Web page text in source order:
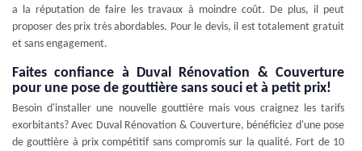
a la réputation de faire les travaux à moindre coût. De plus, il peut
proposer des prix très abordables. Pour le devis, il est totalement gratuit
et sans engagement.
Faites confiance à Duval Rénovation & Couverture
pour une pose de gouttière sans souci et à petit prix!
Besoin d'installer une nouvelle gouttière mais vous craignez les tarifs
exorbitants? Avec Duval Rénovation & Couverture, bénéficiez d'une pose
de gouttière à prix compétitif sans compromis sur la qualité. Fort de 10